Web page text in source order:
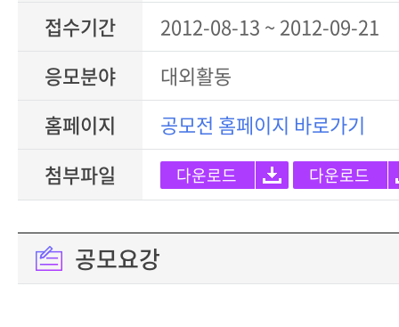
접수기간
2012-08-13 ~ 2012-09-21
응모분야
대외활동
홈페이지
공모전 홈페이지 바로가기
첨부파일
다운로드 다운로드
공모요강